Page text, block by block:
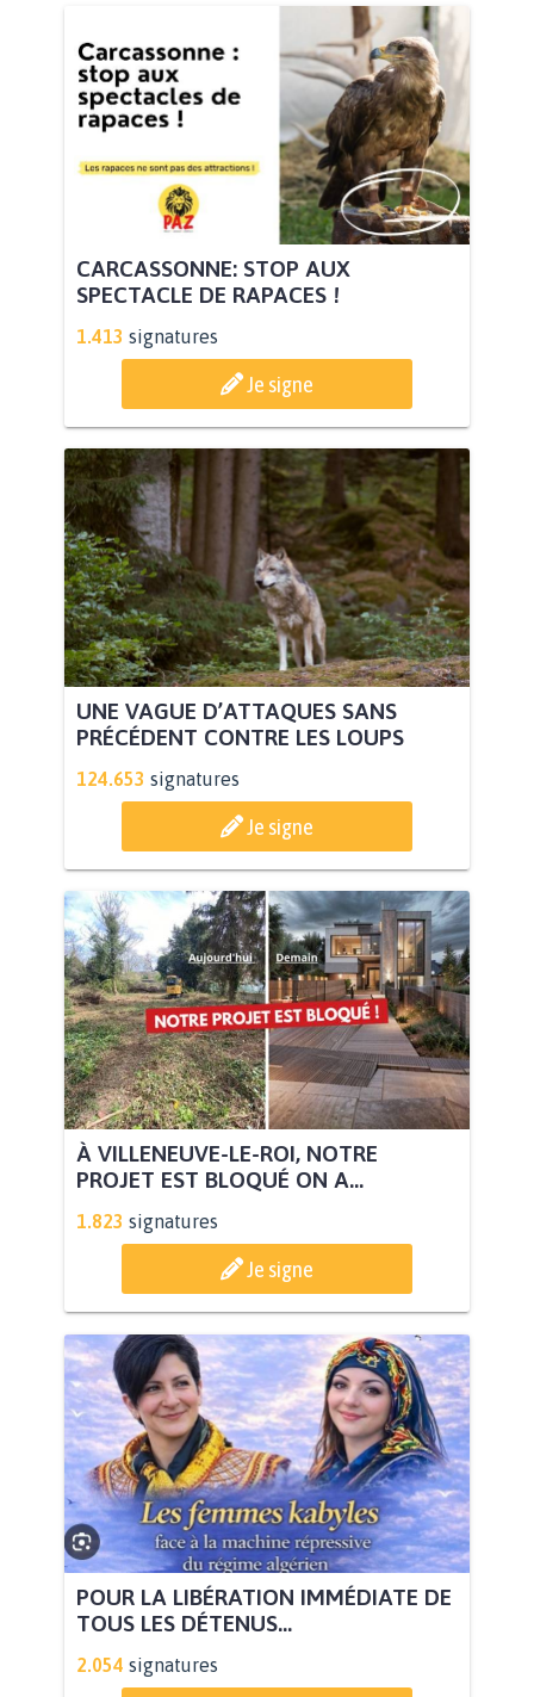
CARCASSONNE: STOP AUX
SPECTACLE DE RAPACES !
1.413 signatures
Je signe
UNE VAGUE D’ATTAQUES SANS
PRÉCÉDENT CONTRE LES LOUPS
124.653 signatures
Je signe
À VILLENEUVE-LE-ROI, NOTRE
PROJET EST BLOQUÉ ON A...
1.823 signatures
Je signe
POUR LA LIBÉRATION IMMÉDIATE DE
TOUS LES DÉTENUS...
2.054 signatures